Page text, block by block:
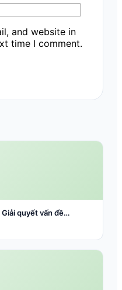
and website in
time I comment.
Giải quyết vấn đề…